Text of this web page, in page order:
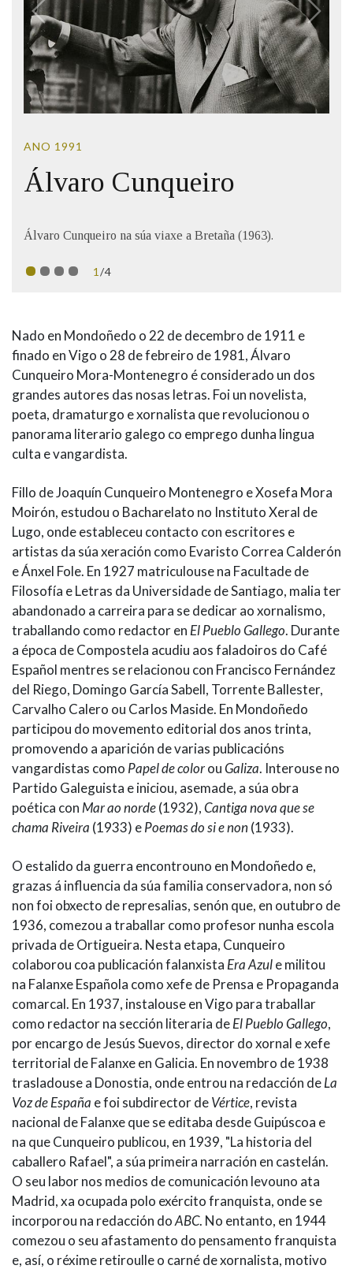
IDENTIDADE CORPORATIVA
MARCIAL DEL ADALID
CASA-MUSEO EMILIA PARDO
BAZÁN
FIGURAS HOMENAXEADAS
HISTORIA
60 ANOS DLG
PRIMAVERA DAS LETRAS
PORTAL DAS PALABRAS
Facebook
TwitterYoutubeInstagramBluesky
ANO 1991
Álvaro Cunqueiro
Álvaro Cunqueiro na súa viaxe a Bretaña (1963).
1 /4
BIOGRAFÍA
Nado en Mondoñedo o 22 de decembro de 1911 e
finado en Vigo o 28 de febreiro de 1981, Álvaro
Cunqueiro Mora-Montenegro é considerado un dos
grandes autores das nosas letras. Foi un novelista,
poeta, dramaturgo e xornalista que revolucionou o
panorama literario galego co emprego dunha lingua
culta e vangardista.
Fillo de Joaquín Cunqueiro Montenegro e Xosefa Mora
Moirón, estudou o Bacharelato no Instituto Xeral de
Lugo, onde estableceu contacto con escritores e
artistas da súa xeración como Evaristo Correa Calderón
e Ánxel Fole. En 1927 matriculouse na Facultade de
Filosofía e Letras da Universidade de Santiago, malia ter
abandonado a carreira para se dedicar ao xornalismo,
traballando como redactor en El Pueblo Gallego. Durante
a época de Compostela acudiu aos faladoiros do Café
Español mentres se relacionou con Francisco Fernández
del Riego, Domingo García Sabell, Torrente Ballester,
Carvalho Calero ou Carlos Maside. En Mondoñedo
participou do movemento editorial dos anos trinta,
promovendo a aparición de varias publicacións
vangardistas como Papel de colorouGaliza. Interouse no
Partido Galeguista e iniciou, asemade, a súa obra
poética con Mar ao norde(1932),Cantiga nova que se
chama Riveira (1933) ePoemas do si e non(1933).
O estalido da guerra encontrouno en Mondoñedo e,
grazas á influencia da súa familia conservadora, non só
non foi obxecto de represalias, senón que, en outubro de
1936, comezou a traballar como profesor nunha escola
privada de Ortigueira. Nesta etapa, Cunqueiro
colaborou coa publicación falanxista Era Azule militou
na Falanxe Española como xefe de Prensa e Propaganda
comarcal. En 1937, instalouse en Vigo para traballar
como redactor na sección literaria deEl Pueblo Gallego,
por encargo de Jesús Suevos, director do xornal e xefe
territorial de Falanxe en Galicia. En novembro de 1938
trasladouse a Donostia, onde entrou na redacción deLa
Voz de España e foi subdirector deVértice, revista
nacional de Falanxe que se editaba desde Guipúscoa e
na que Cunqueiro publicou, en 1939, "La historia del
caballero Rafael", a súa primeira narración en castelán.
O seu labor nos medios de comunicación levouno ata
Madrid, xa ocupada polo exército franquista, onde se
incorporou na redacción doABC. No entanto, en 1944
comezou o seu afastamento do pensamento franquista
e, así, o réxime retiroulle o carné de xornalista, motivo